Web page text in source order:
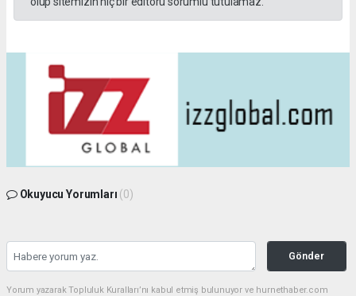
Okuyucu Yorumları (0)
Gönder
Yorum yazarak Topluluk Kuralları’nı kabul etmiş bulunuyor ve hurnethaber.com